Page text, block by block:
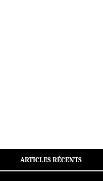
ARTICLES RÉCENTS